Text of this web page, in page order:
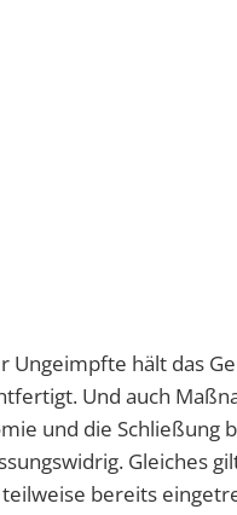
Ungeimpfte hält das
Und auch
und die
Gleiches
bereits